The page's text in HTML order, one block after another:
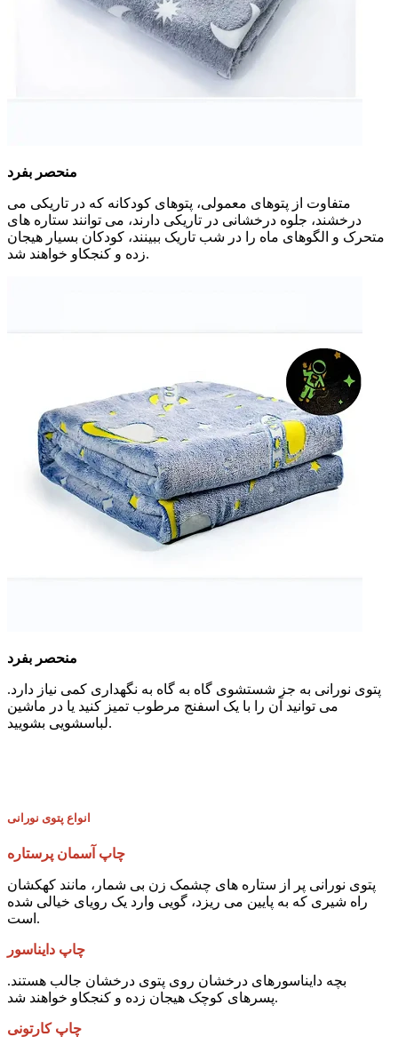
منحصر بفرد
متفاوت از پتوهای معمولی، پتوهای کودکانه که در تاریکی می
درخشند، جلوه درخشانی در تاریکی دارند، می توانند ستاره های
متحرک و الگوهای ماه را در شب تاریک ببینند، کودکان بسیار هیجان
زده و کنجکاو خواهند شد.
منحصر بفرد
پتوی نورانی به جز شستشوی گاه به گاه به نگهداری کمی نیاز دارد.
می توانید آن را با یک اسفنج مرطوب تمیز کنید یا در ماشین
لباسشویی بشویید.
انواع پتوی نورانی
چاپ آسمان پرستاره
پتوی نورانی پر از ستاره های چشمک زن بی شمار، مانند کهکشان
راه شیری که به پایین می ریزد، گویی وارد یک رویای خیالی شده
است.
چاپ دایناسور
بچه دایناسورهای درخشان روی پتوی درخشان جالب هستند.
پسرهای کوچک هیجان زده و کنجکاو خواهند شد.
چاپ کارتونی